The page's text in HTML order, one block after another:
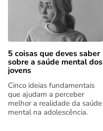
5 coisas que deves saber
sobre a saúde mental dos
jovens
Cinco ideias fundamentais
que ajudam a perceber
melhor a realidade da saúde
mental na adolescência.